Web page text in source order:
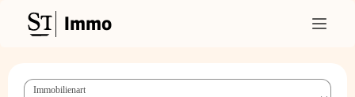
Immo
Immobilienart